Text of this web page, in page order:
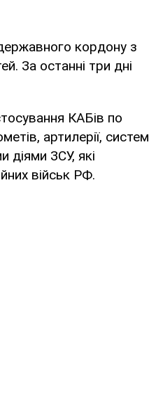
кордону з
За останні три дні
КАБів по
артилерії, систем
діями ЗСУ, які
військ РФ.